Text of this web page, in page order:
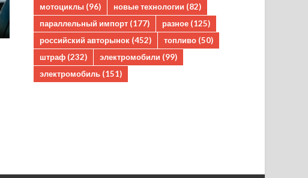
мотоциклы (96) новые технологии (82)
параллельный импорт (177) разное (125)
российский авторынок (452) топливо (50)
штраф (232) электромобили (99)
электромобиль (151)